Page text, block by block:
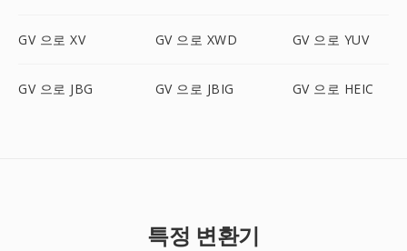
GV 으로 XV GV 으로 XWD GV 으로 YUV
GV 으로 JBG GV 으로 JBIG GV 으로 HEIC
특정 변환기